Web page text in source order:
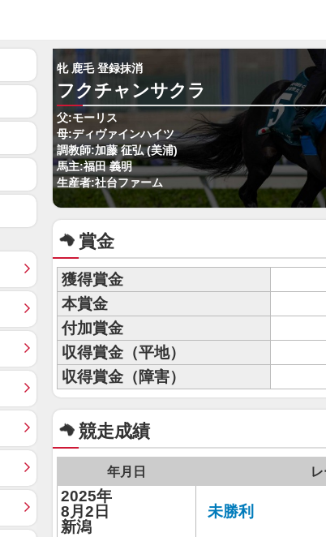
牝 鹿毛 登録抹消
フクチャンサクラ
父:モーリス
母:ディヴァインハイツ
調教師:加藤 征弘 (美浦)
馬主:福田 義明
生産者:社台ファーム
賞金
獲得賞金
本賞金
付加賞金
収得賞金（平地）
収得賞金（障害）
競走成績
年月日
2025年
8月2日
新潟
未勝利